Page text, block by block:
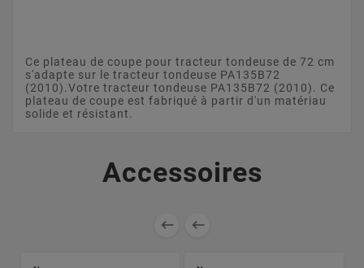
Ce plateau de coupe pour tracteur tondeuse de 72 cm
s'adapte sur le tracteur tondeuse PA135B72
(2010).Votre tracteur tondeuse PA135B72 (2010). Ce
plateau de coupe est fabriqué à partir d'un matériau
solide et résistant.
Accessoires
 